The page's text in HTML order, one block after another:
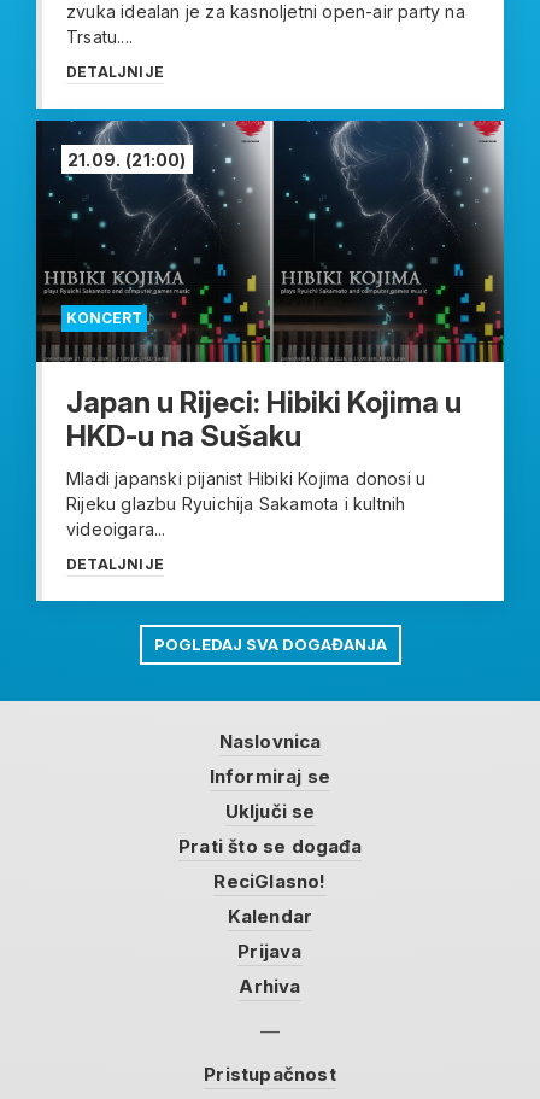
zvuka idealan je za kasnoljetni open-air party na
Trsatu....
DETALJNIJE
KONCERT
21.09. (21:00)
Japan u Rijeci: Hibiki Kojima u
HKD-u na Sušaku
Mladi japanski pijanist Hibiki Kojima donosi u
Rijeku glazbu Ryuichija Sakamota i kultnih
videoigara...
DETALJNIJE
POGLEDAJ SVA DOGAĐANJA
Naslovnica
Informiraj se
Uključi se
Prati što se događa
ReciGlasno!
Kalendar
Prijava
Arhiva
Pristupačnost